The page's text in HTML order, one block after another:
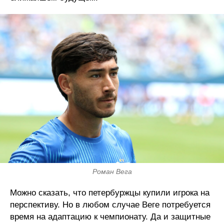
Роман Вега
Можно сказать, что петербуржцы купили игрока на
перспективу. Но в любом случае Веге потребуется
время на адаптацию к чемпионату. Да и защитные